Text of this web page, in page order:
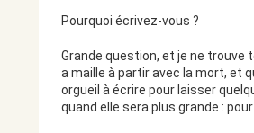
Pourquoi écrivez-vous ?
Grande question, et je ne trouve
a maille à partir avec la mort, et
orgueil à écrire pour laisser
quand elle sera plus grande :